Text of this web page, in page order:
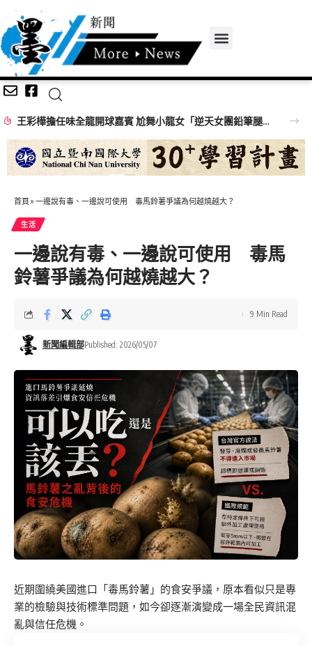
王彩樺擔任味全龍開球嘉賓 尬舞小龍女「逆天女團鉛筆腿」搶鏡
首頁 » 一邊說有毒、一邊說可使用 毒馬鈴薯爭議為何越燒越大？
生活
一邊說有毒、一邊說可使用 毒馬
鈴薯爭議為何越燒越大？
新聞編輯部Published: 2026/05/07
9 Min Read
近期圍繞美國進口「毒馬鈴薯」的食安爭議，原本看似只是專
業的檢驗與技術標準問題，如今卻逐漸演變成一場全民資訊混
亂與信任危機。